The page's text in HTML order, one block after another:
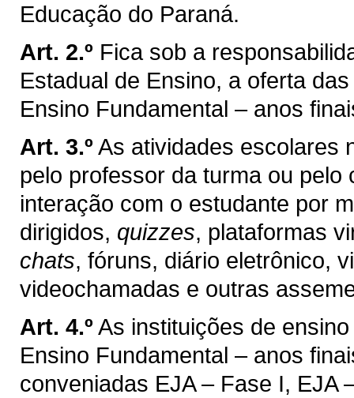
Educação do Paraná.
Art. 2.º Fica sob a
Estadual de Ensino, a oferta
Ensino Fundamental – anos
Art. 3.º As atividades escolares
pelo professor da turma ou
interação com o estudante por
dirigidos, quizzes, plataformas
chats, fóruns, diário eletrônico,
videochamadas e outras
Art. 4.º As instituições de
Ensino Fundamental – anos
conveniadas EJA – Fase I, EJA